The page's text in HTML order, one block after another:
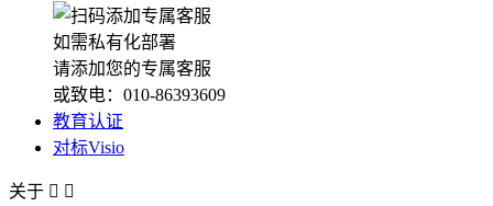
如需私有化部署
请添加您的专属客服
或致电：010-86393609
教育认证
对标Visio
关于  